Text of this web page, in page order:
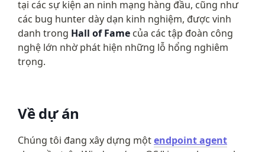
tại các sự kiện an ninh mạng hàng đầu, cũng như
các bug hunter dày dạn kinh nghiệm, được vinh
danh trong Hall of Fame của các tập đoàn công
nghệ lớn nhờ phát hiện những lỗ hổng nghiêm
trọng.
Về dự án
Chúng tôi đang xây dựng một endpoint agent